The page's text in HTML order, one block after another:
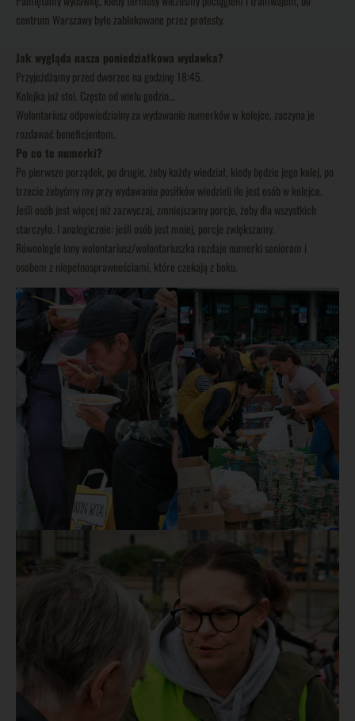
centrum Warszawy było zablokowane przez protesty.
Jak wygląda nasza poniedziałkowa wydawka?
Przyjeżdżamy przed dworzec na godzinę 18:45.
Kolejka już stoi. Często od wielu godzin…
Wolontariusz odpowiedzialny za wydawanie numerków w kolejce, zaczyna je
rozdawać beneficjentom.
Po co te numerki?
Po pierwsze porządek, po drugie, żeby każdy wiedział, kiedy będzie jego kolej, po
trzecie żebyśmy my przy wydawaniu posiłków wiedzieli ile jest osób w kolejce.
Jeśli osób jest więcej niż zazwyczaj, zmniejszamy porcje, żeby dla wszystkich
starczyło. I analogicznie: jeśli osób jest mniej, porcje zwiększamy.
Równolegle inny wolontariusz/wolontariuszka rozdaje numerki seniorom i
osobom z niepełnosprawnościami, które czekają z boku.